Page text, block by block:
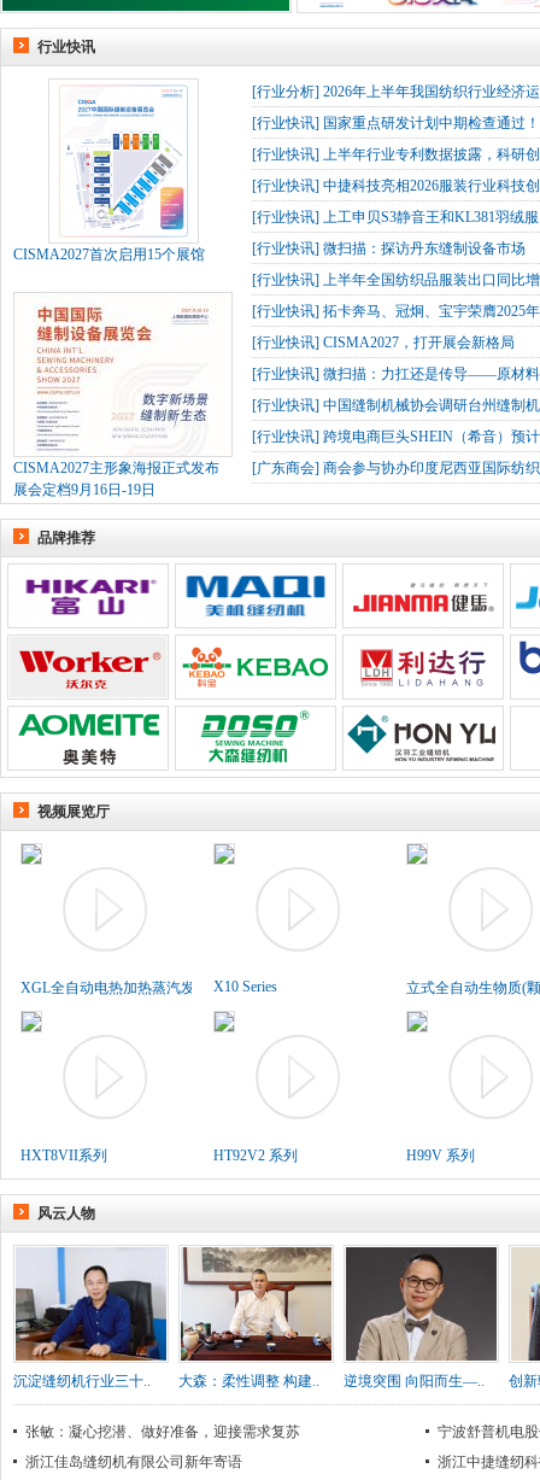
行业快讯
CISMA2027首次启用15个展馆
CISMA2027主形象海报正式发布
展会定档9月16日-19日
[行业分析] 2026年上半年我国纺织行业经济
[行业快讯] 国家重点研发计划中期检查通过
[行业快讯] 上半年行业专利数据披露，科研
[行业快讯] 中捷科技亮相2026服装行业科技
[行业快讯] 上工申贝S3静音王和KL381羽绒
[行业快讯] 微扫描：探访丹东缝制设备市场
[行业快讯] 上半年全国纺织品服装出口同比
[行业快讯] 拓卡奔马、冠炯、宝宇荣膺2025
[行业快讯] CISMA2027，打开展会新格局
[行业快讯] 微扫描：力扛还是传导——原材
[行业快讯] 中国缝制机械协会调研台州缝制
[行业快讯] 跨境电商巨头SHEIN（希音）预
[广东商会] 商会参与协办印度尼西亚国际纺
品牌推荐
视频展览厅
XGL全自动电热加热蒸汽发生..X10 Series 立式全自动生物质(
HXT8VII系列 HT92V2 系列 H99V 系列
风云人物
沉淀缝纫机行业三十.. 大森：柔性调整 构建.. 逆境突围 向阳而生—.. 创
张敏：凝心挖潜、做好准备，迎接需求复苏
宁波舒普机电
浙江佳岛缝纫机有限公司新年寄语
浙江中捷缝纫